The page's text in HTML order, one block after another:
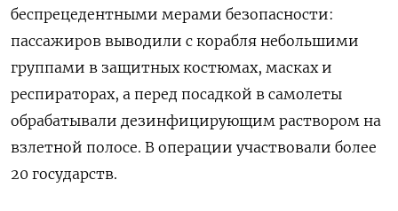
беспрецедентными мерами безопасности:
пассажиров выводили с корабля небольшими
группами в защитных костюмах, масках и
респираторах, а перед посадкой в самолеты
обрабатывали дезинфицирующим раствором на
взлетной полосе. В операции участвовали более
20 государств.